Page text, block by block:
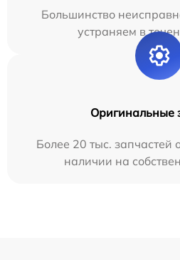
Большинство
устраняем в
Оригинальные
Более 20 тыс. запчастей
наличии на